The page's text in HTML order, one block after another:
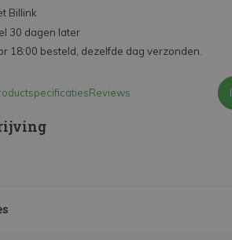
Billink
30 dagen later
18:00 besteld, dezelfde dag verzonden.
Reviews